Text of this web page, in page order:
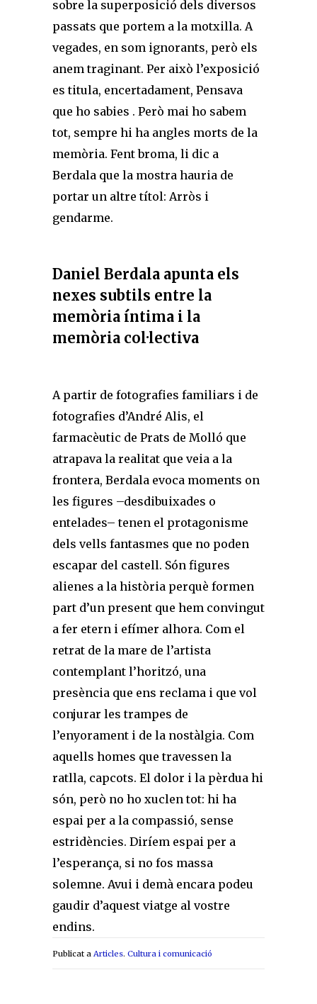
sobre la superposició dels diversos
passats que portem a la motxilla. A
vegades, en som ignorants, però els
anem traginant. Per això l’exposició
es titula, encertadament, Pensava
que ho sabies . Però mai ho sabem
tot, sempre hi ha angles morts de la
memòria. Fent broma, li dic a
Berdala que la mostra hauria de
portar un altre títol: Arròs i
gendarme.
Daniel Berdala apunta els
nexes subtils entre la
memòria íntima i la
memòria col·lectiva
A partir de fotografies familiars i de
fotografies d’André Alis, el
farmacèutic de Prats de Molló que
atrapava la realitat que veia a la
frontera, Berdala evoca moments on
les figures –desdibuixades o
entelades– tenen el protagonisme
dels vells fantasmes que no poden
escapar del castell. Són figures
alienes a la història perquè formen
part d’un present que hem convingut
a fer etern i efímer alhora. Com el
retrat de la mare de l’artista
contemplant l’horitzó, una
presència que ens reclama i que vol
conjurar les trampes de
l’enyorament i de la nostàlgia. Com
aquells homes que travessen la
ratlla, capcots. El dolor i la pèrdua hi
són, però no ho xuclen tot: hi ha
espai per a la compassió, sense
estridèn­cies. Diríem espai per a
l’esperança, si no fos massa
solemne. Avui i demà encara podeu
gaudir d’aquest viatge al vostre
endins.
Publicat a Articles. Cultura i comunicació